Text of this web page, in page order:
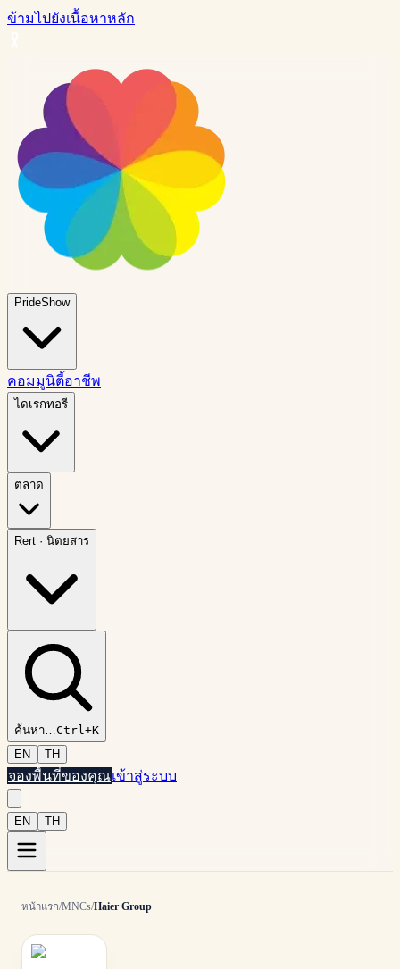
ข้ามไปยังเนื้อหาหลัก
PrideShow
คอมมูนิตี้อาชีพ
ไดเรกทอรี
ตลาด
Rert · นิตยสาร
ค้นหา…Ctrl+K
EN
TH
จองพื้นที่ของคุณเข้าสู่ระบบ
EN TH
หน้าแรก/MNCs/Haier Group